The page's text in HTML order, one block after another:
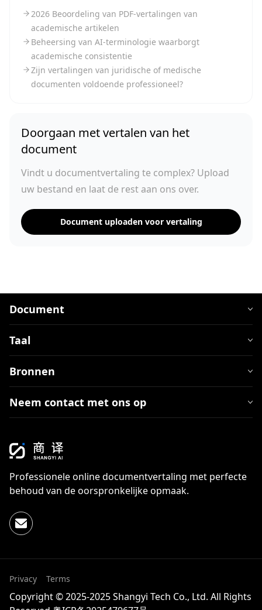
2026 Beoordeling van PDF-vertalingen van
academische artikelen
Beheersing van AI-terminologie waarborgt
academische consistentie
Zijn vertalingen van juridische of medische
documenten voldoende professioneel?
Doorgaan met vertalen van het
document
Vindt u documentvertaling te complex? Upload
uw bestand en laat de rest aan ons over.
Document uploaden voor vertaling
Document
Taal
Bronnen
Neem contact met ons op
Professionele online documentvertaling met perfecte
behoud van de oorspronkelijke opmaak.
Privacy Terms
Copyright © 2025-2025 Shangyi Tech Co., Ltd. All Rights